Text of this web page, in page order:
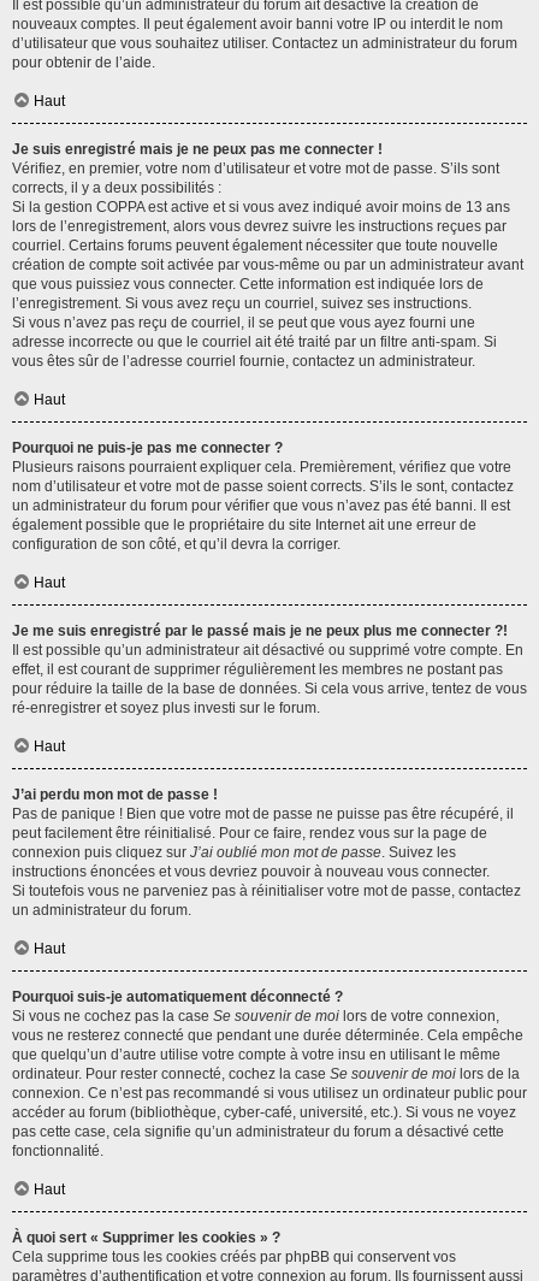
Il est possible qu’un administrateur du forum ait désactivé la création de
nouveaux comptes. Il peut également avoir banni votre IP ou interdit le nom
d’utilisateur que vous souhaitez utiliser. Contactez un administrateur du forum
pour obtenir de l’aide.
Haut
Je suis enregistré mais je ne peux pas me connecter !
Vérifiez, en premier, votre nom d’utilisateur et votre mot de passe. S’ils sont
corrects, il y a deux possibilités :
Si la gestion COPPA est active et si vous avez indiqué avoir moins de 13 ans
lors de l’enregistrement, alors vous devrez suivre les instructions reçues par
courriel. Certains forums peuvent également nécessiter que toute nouvelle
création de compte soit activée par vous-même ou par un administrateur avant
que vous puissiez vous connecter. Cette information est indiquée lors de
l’enregistrement. Si vous avez reçu un courriel, suivez ses instructions.
Si vous n’avez pas reçu de courriel, il se peut que vous ayez fourni une
adresse incorrecte ou que le courriel ait été traité par un filtre anti-spam. Si
vous êtes sûr de l’adresse courriel fournie, contactez un administrateur.
Haut
Pourquoi ne puis-je pas me connecter ?
Plusieurs raisons pourraient expliquer cela. Premièrement, vérifiez que votre
nom d’utilisateur et votre mot de passe soient corrects. S’ils le sont, contactez
un administrateur du forum pour vérifier que vous n’avez pas été banni. Il est
également possible que le propriétaire du site Internet ait une erreur de
configuration de son côté, et qu’il devra la corriger.
Haut
Je me suis enregistré par le passé mais je ne peux plus me connecter ?!
Il est possible qu’un administrateur ait désactivé ou supprimé votre compte. En
effet, il est courant de supprimer régulièrement les membres ne postant pas
pour réduire la taille de la base de données. Si cela vous arrive, tentez de vous
ré-enregistrer et soyez plus investi sur le forum.
Haut
J’ai perdu mon mot de passe !
Pas de panique ! Bien que votre mot de passe ne puisse pas être récupéré, il
peut facilement être réinitialisé. Pour ce faire, rendez vous sur la page de
connexion puis cliquez sur J’ai oublié mon mot de passe. Suivez les
instructions énoncées et vous devriez pouvoir à nouveau vous connecter.
Si toutefois vous ne parveniez pas à réinitialiser votre mot de passe, contactez
un administrateur du forum.
Haut
Pourquoi suis-je automatiquement déconnecté ?
Si vous ne cochez pas la case Se souvenir de moi lors de votre connexion,
vous ne resterez connecté que pendant une durée déterminée. Cela empêche
que quelqu’un d’autre utilise votre compte à votre insu en utilisant le même
ordinateur. Pour rester connecté, cochez la case Se souvenir de moi lors de la
connexion. Ce n’est pas recommandé si vous utilisez un ordinateur public pour
accéder au forum (bibliothèque, cyber-café, université, etc.). Si vous ne voyez
pas cette case, cela signifie qu’un administrateur du forum a désactivé cette
fonctionnalité.
Haut
À quoi sert « Supprimer les cookies » ?
Cela supprime tous les cookies créés par phpBB qui conservent vos
paramètres d’authentification et votre connexion au forum. Ils fournissent aussi